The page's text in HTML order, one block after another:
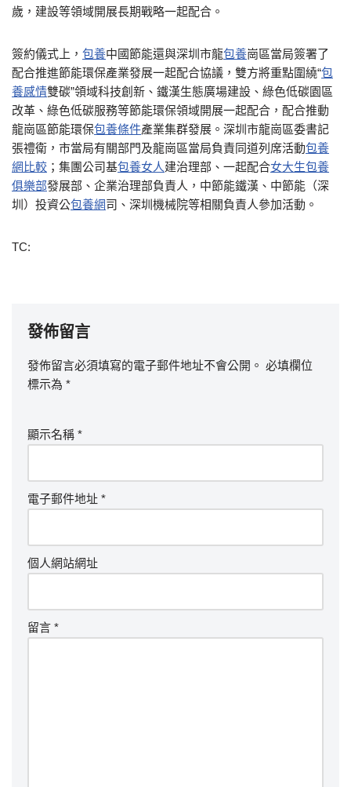
歲，建設等領域開展長期戰略一起配合。
簽約儀式上， 包養中國節能還與深圳市龍包養崗區當局簽署了
配合推進節能環保產業發展一起配合協議，雙方將重點圍繞“包
養感情雙碳”領域科技創新、鐵漢生態廣場建設、綠色低碳園區
改革、綠色低碳服務等節能環保領域開展一起配合，配合推動
龍崗區節能環保包養條件產業集群發展。深圳市龍崗區委書記
張禮衛，市當局有關部門及龍崗區當局負責同道列席活動包養
網比較 ；集團公司基包養女人建治理部、一起配合女大生包養
俱樂部發展部、企業治理部負責人，中節能鐵漢、中節能（深
圳）投資公包養網司、深圳機械院等相關負責人參加活動。
TC:
發佈留言
發佈留言必須填寫的電子郵件地址不會公開。 必填欄位
標示為 *
顯示名稱 *
電子郵件地址 *
個人網站網址
留言 *